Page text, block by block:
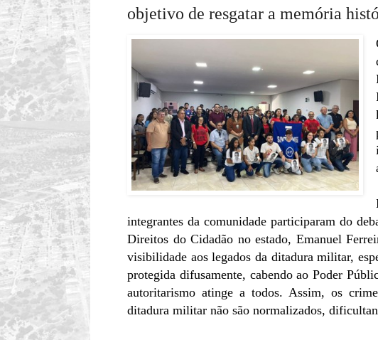
objetivo de resgatar a memória
integrantes da comunidade participaram do
Direitos do Cidadão no estado, Emanuel
visibilidade aos legados da ditadura militar,
protegida difusamente, cabendo ao Poder
autoritarismo atinge a todos. Assim, os
ditadura militar não são normalizados,